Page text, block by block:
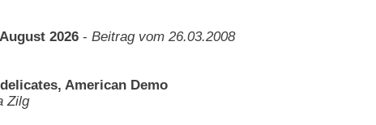
2026 - Beitrag vom 26.03.2008
American Demo
Zilg